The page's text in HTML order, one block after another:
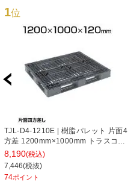
1位
TJL-D4-1210E | 樹脂パレット 片面4
方差 1200mm×1000mm トラスコ中
山 (TRUSCO)
8,190(税込)
7,446(税抜)
74ポイント